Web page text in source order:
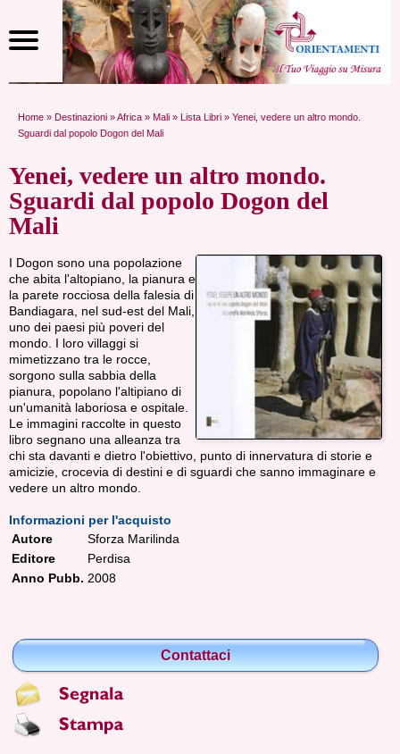
Home » Destinazioni »Africa » Mali » Lista Libri » Yenei, vedere un altro mondo.
Sguardi dal popolo Dogon del Mali
Yenei, vedere un altro mondo.
Sguardi dal popolo Dogon del
Mali
I Dogon sono una popolazione
che abita l'altopiano, la pianura e
la parete rocciosa della falesia di
Bandiagara, nel sud-est del Mali,
uno dei paesi più poveri del
mondo. I loro villaggi si
mimetizzano tra le rocce,
sorgono sulla sabbia della
pianura, popolano l'altipiano di
un'umanità laboriosa e ospitale.
Le immagini raccolte in questo
libro segnano una alleanza tra
chi sta davanti e dietro l'obiettivo, punto di innervatura di storie e
amicizie, crocevia di destini e di sguardi che sanno immaginare e
vedere un altro mondo.
Informazioni per l'acquisto
Autore
Sforza Marilinda
Editore
Perdisa
Anno Pubb. 2008
Contattaci